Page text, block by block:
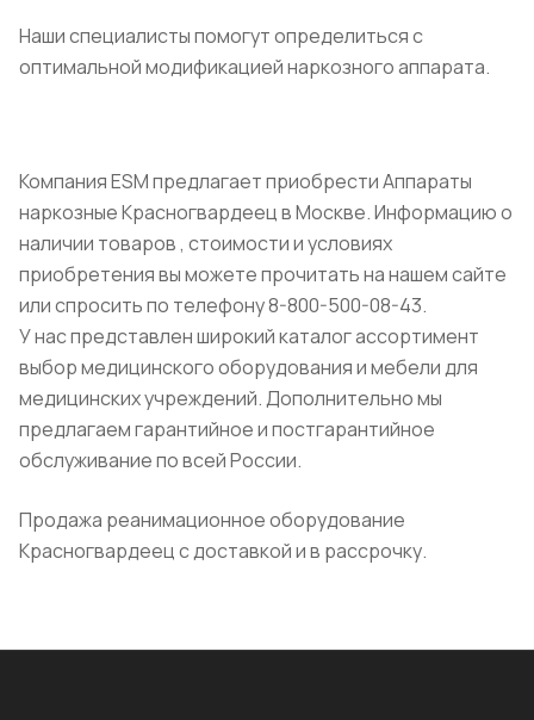
Наши специалисты помогут определиться с
оптимальной модификацией наркозного аппарата.
Компания ESM предлагает приобрести Аппараты
наркозные Красногвардеец в Москве. Информацию о
наличии товаров , стоимости и условиях
приобретения вы можете прочитать на нашем сайте
или спросить по телефону 8-800-500-08-43.
У нас представлен широкий каталог ассортимент
выбор медицинского оборудования и мебели для
медицинских учреждений. Дополнительно мы
предлагаем гарантийное и постгарантийное
обслуживание по всей России.
Продажа реанимационное оборудование
Красногвардеец с доставкой и в рассрочку.